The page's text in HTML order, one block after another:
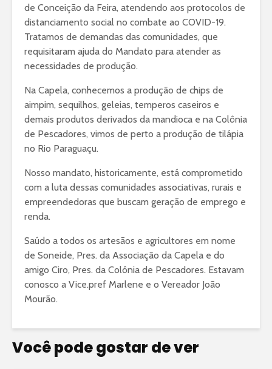
de Conceição da Feira, atendendo aos protocolos de
distanciamento social no combate ao COVID-19.
Tratamos de demandas das comunidades, que
requisitaram ajuda do Mandato para atender as
necessidades de produção.
Na Capela, conhecemos a produção de chips de
aimpim, sequilhos, geleias, temperos caseiros e
demais produtos derivados da mandioca e na Colônia
de Pescadores, vimos de perto a produção de tilápia
no Rio Paraguaçu.
Nosso mandato, historicamente, está comprometido
com a luta dessas comunidades associativas, rurais e
empreendedoras que buscam geração de emprego e
renda.
Saúdo a todos os artesãos e agricultores em nome
de Soneide, Pres. da Associação da Capela e do
amigo Ciro, Pres. da Colônia de Pescadores. Estavam
conosco a Vice.pref Marlene e o Vereador João
Mourão.
Você pode gostar de ver